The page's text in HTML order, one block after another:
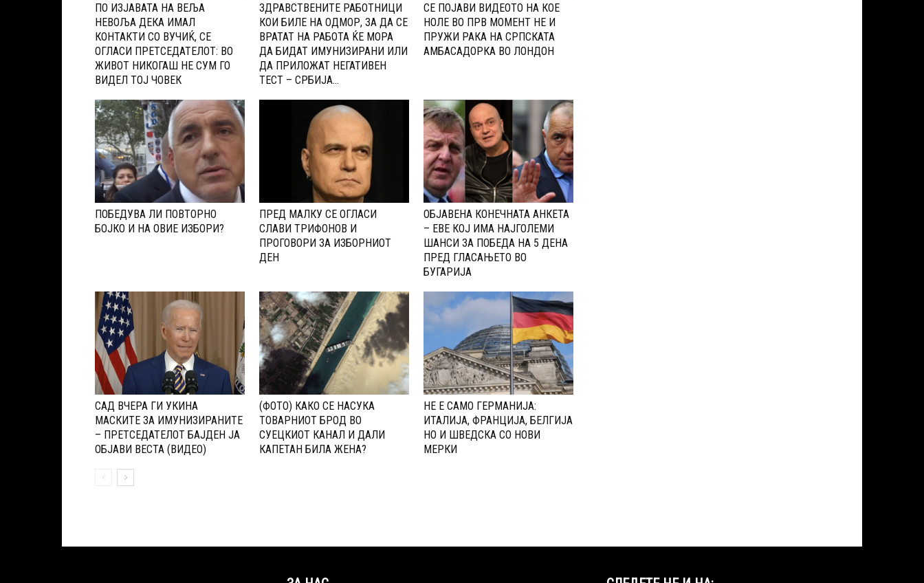
ПО ИЗЈАВАТА НА ВЕЉА
НЕВОЉА ДЕКА ИМАЛ
КОНТАКТИ СО ВУЧИЌ, СЕ
ОГЛАСИ ПРЕТСЕДАТЕЛОТ: ВО
ЖИВОТ НИКОГАШ НЕ СУМ ГО
ВИДЕЛ ТОЈ ЧОВЕК
ЗДРАВСТВЕНИТЕ РАБОТНИЦИ
КОИ БИЛЕ НА ОДМОР, ЗА ДА СЕ
ВРАТАТ НА РАБОТА ЌЕ МОРА
ДА БИДАТ ИМУНИЗИРАНИ ИЛИ
ДА ПРИЛОЖАТ НЕГАТИВЕН
ТЕСТ – СРБИЈА...
СЕ ПОЈАВИ ВИДЕОТО НА КОЕ
НОЛЕ ВО ПРВ МОМЕНТ НЕ И
ПРУЖИ РАКА НА СРПСКАТА
АМБАСАДОРКА ВО ЛОНДОН
ПОБЕДУВА ЛИ ПОВТОРНО
БОЈКО И НА ОВИЕ ИЗБОРИ?
ПРЕД МАЛКУ СЕ ОГЛАСИ
СЛАВИ ТРИФОНОВ И
ПРОГОВОРИ ЗА ИЗБОРНИОТ
ДЕН
ОБЈАВЕНА КОНЕЧНАТА АНКЕТА
– ЕВЕ КОЈ ИМА НАЈГОЛЕМИ
ШАНСИ ЗА ПОБЕДА НА 5 ДЕНА
ПРЕД ГЛАСАЊЕТО ВО
БУГАРИЈА
САД ВЧЕРА ГИ УКИНА
МАСКИТЕ ЗА ИМУНИЗИРАНИТЕ
– ПРЕТСЕДАТЕЛОТ БАЈДЕН ЈА
ОБЈАВИ ВЕСТА (ВИДЕО)
(ФОТО) КАКО СЕ НАСУКА
ТОВАРНИОТ БРОД ВО
СУЕЦКИОТ КАНАЛ И ДАЛИ
КАПЕТАН БИЛА ЖЕНА?
НЕ Е САМО ГЕРМАНИЈА:
ИТАЛИЈА, ФРАНЦИЈА, БЕЛГИЈА
НО И ШВЕДСКА СО НОВИ
МЕРКИ